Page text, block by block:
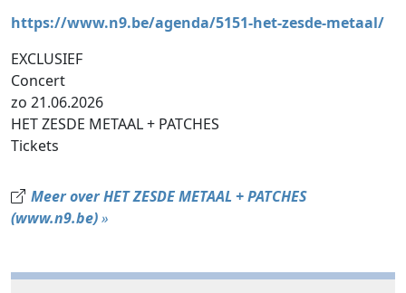
https://www.n9.be/agenda/5151-het-zesde-metaal/
EXCLUSIEF
Concert
zo 21.06.2026
HET ZESDE METAAL + PATCHES
Tickets
Meer over HET ZESDE METAAL + PATCHES
(www.n9.be)»